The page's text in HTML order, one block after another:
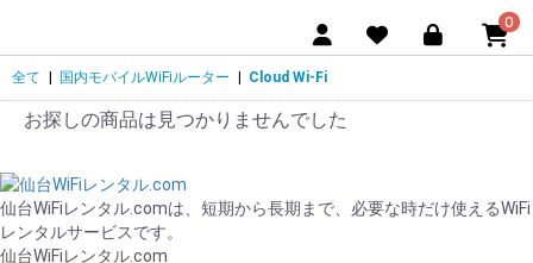
0
全て | 国内モバイルWiFiルーター | Cloud Wi-Fi
お探しの商品は見つかりませんでした
仙台WiFiレンタル.comは、短期から長期まで、必要な時だけ使えるWiFi
レンタルサービスです。
仙台WiFiレンタル.com